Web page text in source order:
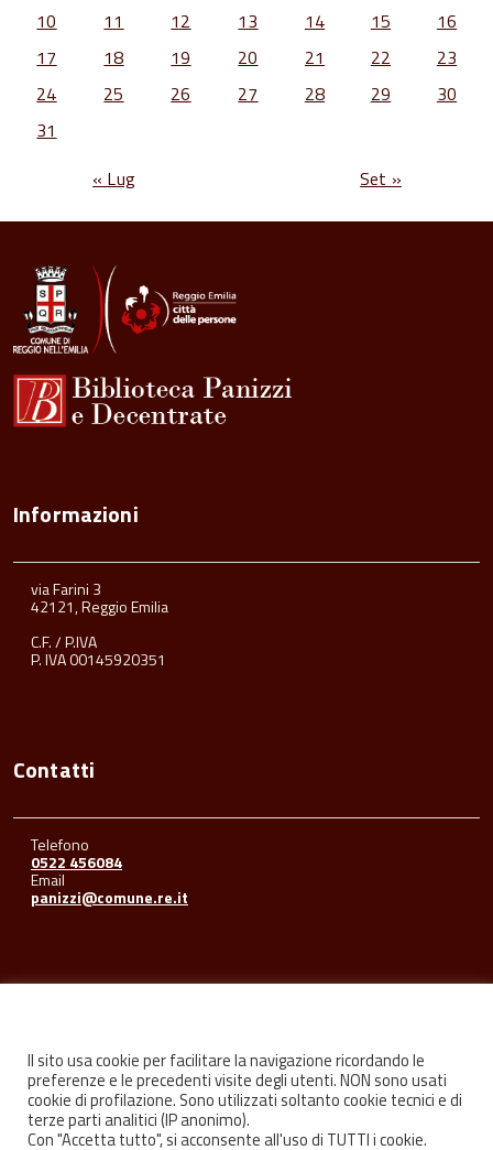
10
11 12 13 14 15
16
17
18 19 20 21 22
23
24
25 26 27 28 29
30
31
« Lug
Set »
Informazioni
via Farini 3
42121, Reggio Emilia
C.F. / P.IVA
P. IVA 00145920351
Contatti
Telefono
0522 456084
Email
panizzi@comune.re.it
FacebookYoutubeInstagram
Il sito usa cookie per facilitare la navigazione ricordando le
preferenze e le precedenti visite degli utenti. NON sono usati
cookie di profilazione. Sono utilizzati soltanto cookie tecnici e di
terze parti analitici (IP anonimo).
Con "Accetta tutto", si acconsente all'uso di TUTTI i cookie.